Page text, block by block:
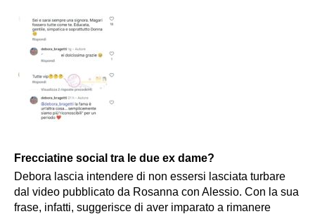
Frecciatine social tra le due ex dame?
Debora lascia intendere di non essersi lasciata turbare
dal video pubblicato da Rosanna con Alessio. Con la sua
frase, infatti, suggerisce di aver imparato a rimanere